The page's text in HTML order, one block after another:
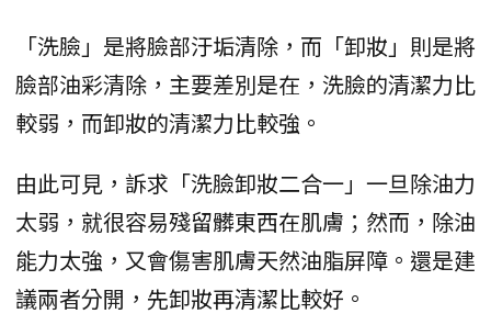
「洗臉」是將臉部汙垢清除，而「卸妝」則是將
臉部油彩清除，主要差別是在，洗臉的清潔力比
較弱，而卸妝的清潔力比較強。
由此可見，訴求「洗臉卸妝二合一」一旦除油力
太弱，就很容易殘留髒東西在肌膚；然而，除油
能力太強，又會傷害肌膚天然油脂屏障。還是建
議兩者分開，先卸妝再清潔比較好。